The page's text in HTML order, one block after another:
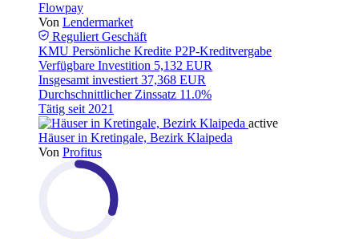
Flowpay
Von Lendermarket
Reguliert Geschäft
KMU Persönliche Kredite P2P-Kreditvergabe
Verfügbare Investition 5,132 EUR
Insgesamt investiert 37,368 EUR
Durchschnittlicher Zinssatz 11.0%
Tätig seit 2021
active
Häuser in Kretingale, Bezirk Klaipeda
Von Profitus